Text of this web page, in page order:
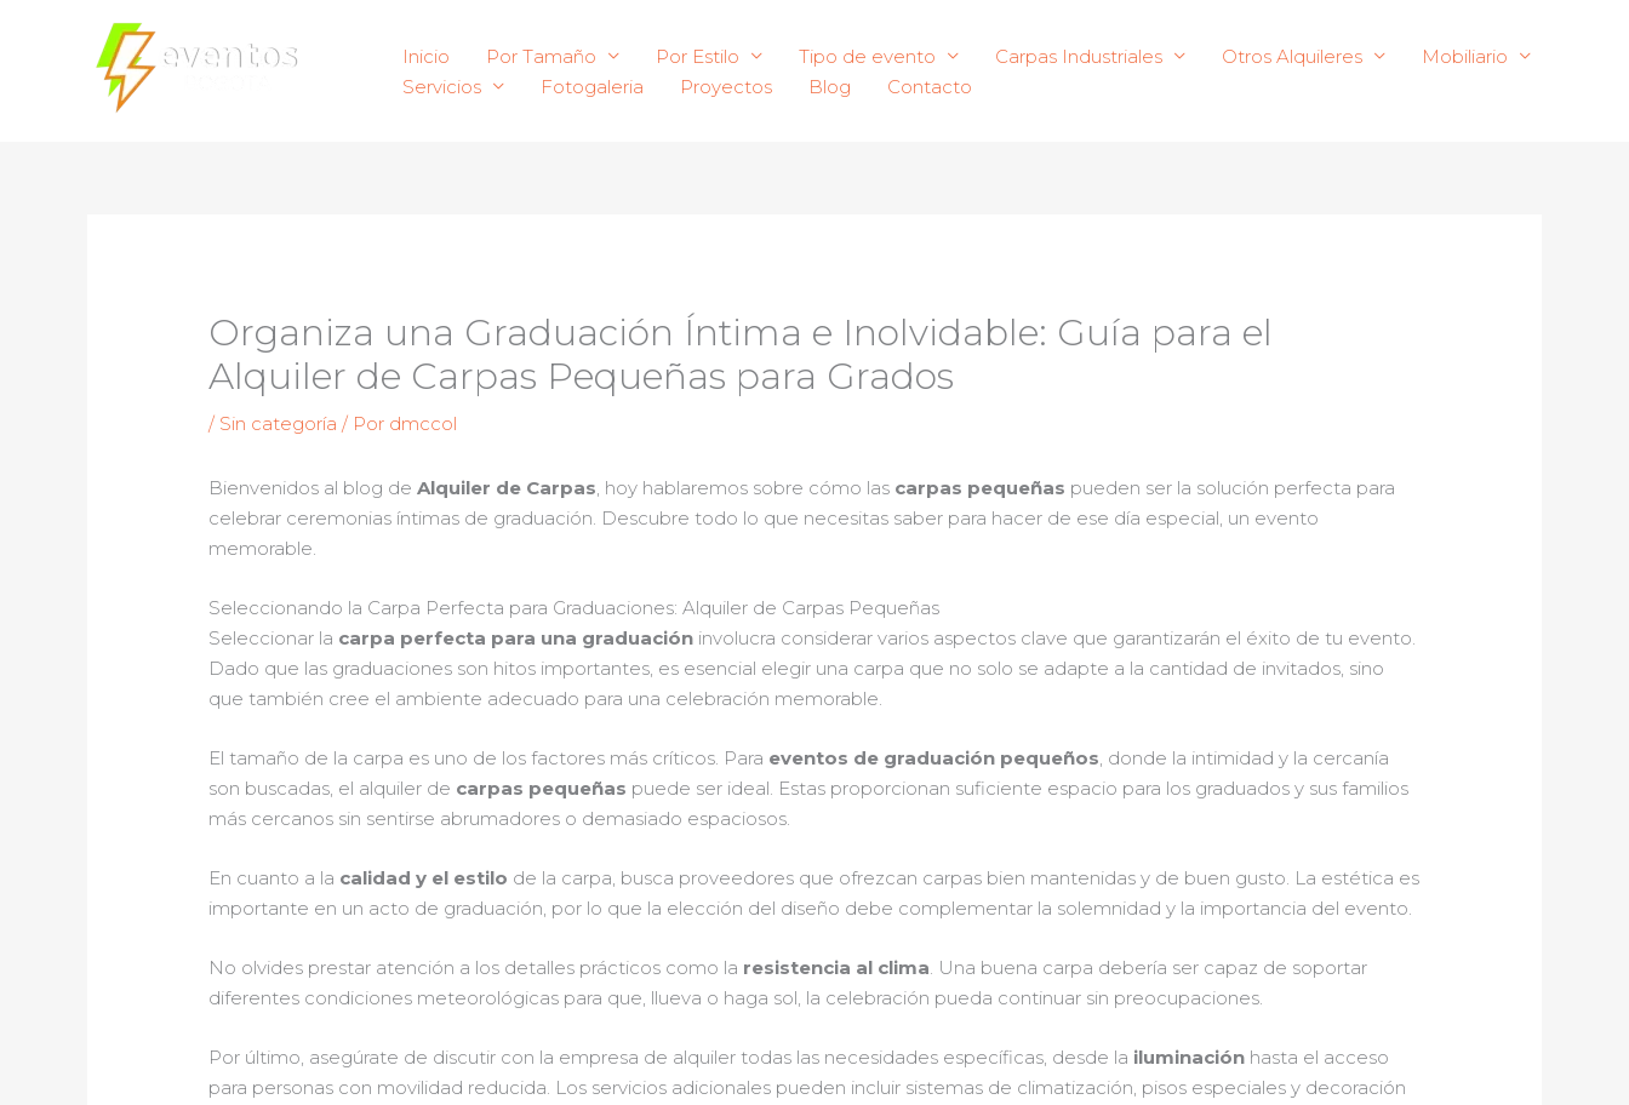
Inicio Por Tamaño Por Estilo Tipo de evento Carpas Industriales Otros Alquileres
Mobiliario
Servicios
Fotogaleria Proyectos Blog Contacto
Organiza una Graduación Íntima e Inolvidable: Guía para el
Alquiler de Carpas Pequeñas para Grados
/ Sin categoría / Por dmccol
Bienvenidos al blog deAlquiler de Carpas, hoy hablaremos sobre cómo las carpas pequeñas pueden ser la solución perfecta para
celebrar ceremonias íntimas de graduación. Descubre todo lo que necesitas saber para hacer de ese día especial, un evento
memorable.
Seleccionando la Carpa Perfecta para Graduaciones: Alquiler de Carpas Pequeñas
Seleccionar la carpa perfecta para una graduación involucra considerar varios aspectos clave que garantizarán el éxito de tu evento.
Dado que las graduaciones son hitos importantes, es esencial elegir una carpa que no solo se adapte a la cantidad de invitados, sino
que también cree el ambiente adecuado para una celebración memorable.
El tamaño de la carpa es uno de los factores más críticos. Para eventos de graduación pequeños, donde la intimidad y la cercanía
son buscadas, el alquiler de carpas pequeñas puede ser ideal. Estas proporcionan suficiente espacio para los graduados y sus familios
más cercanos sin sentirse abrumadores o demasiado espaciosos.
En cuanto a la calidad y el estilo de la carpa, busca proveedores que ofrezcan carpas bien mantenidas y de buen gusto. La estética es
importante en un acto de graduación, por lo que la elección del diseño debe complementar la solemnidad y la importancia del evento.
No olvides prestar atención a los detalles prácticos como la resistencia al clima. Una buena carpa debería ser capaz de soportar
diferentes condiciones meteorológicas para que, llueva o haga sol, la celebración pueda continuar sin preocupaciones.
Por último, asegúrate de discutir con la empresa de alquiler todas las necesidades específicas, desde la iluminación hasta el acceso
para personas con movilidad reducida. Los servicios adicionales pueden incluir sistemas de climatización, pisos especiales y decoración